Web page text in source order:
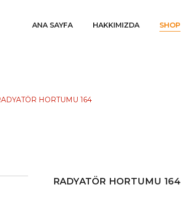
ANA SAYFA HAKKIMIZDA SHOP
HORTUMU 164
RADYATÖR HORTUMU 164